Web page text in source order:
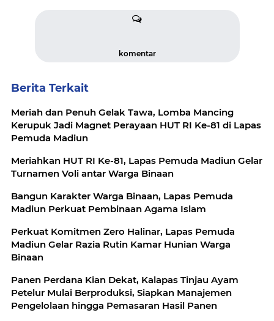
komentar
Berita Terkait
Meriah dan Penuh Gelak Tawa, Lomba Mancing
Kerupuk Jadi Magnet Perayaan HUT RI Ke-81 di Lapas
Pemuda Madiun
Meriahkan HUT RI Ke-81, Lapas Pemuda Madiun Gelar
Turnamen Voli antar Warga Binaan
Bangun Karakter Warga Binaan, Lapas Pemuda
Madiun Perkuat Pembinaan Agama Islam
Perkuat Komitmen Zero Halinar, Lapas Pemuda
Madiun Gelar Razia Rutin Kamar Hunian Warga
Binaan
Panen Perdana Kian Dekat, Kalapas Tinjau Ayam
Petelur Mulai Berproduksi, Siapkan Manajemen
Pengelolaan hingga Pemasaran Hasil Panen